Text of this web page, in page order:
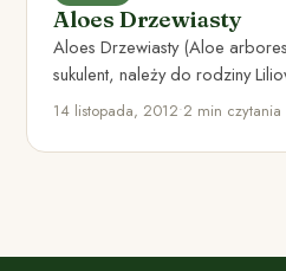
Aloes Drzewiasty
Aloes Drzewiasty (Aloe
sukulent, należy do rodziny
większość sukulentów lubi
14 listopada, 2012•2 min czytania